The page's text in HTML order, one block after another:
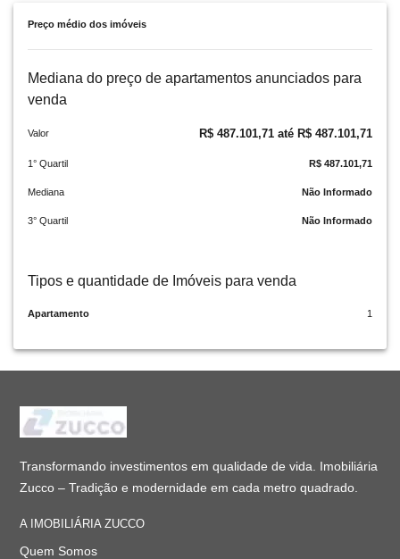
Preço médio dos imóveis
Mediana do preço de apartamentos anunciados para
venda
Valor R$ 487.101,71 até R$ 487.101,71
1° Quartil R$ 487.101,71
Mediana Não Informado
3° Quartil Não Informado
Tipos e quantidade de Imóveis para venda
Apartamento 1
Transformando investimentos em qualidade de vida. Imobiliária
Zucco – Tradição e modernidade em cada metro quadrado.
A IMOBILIÁRIA ZUCCO
Quem Somos